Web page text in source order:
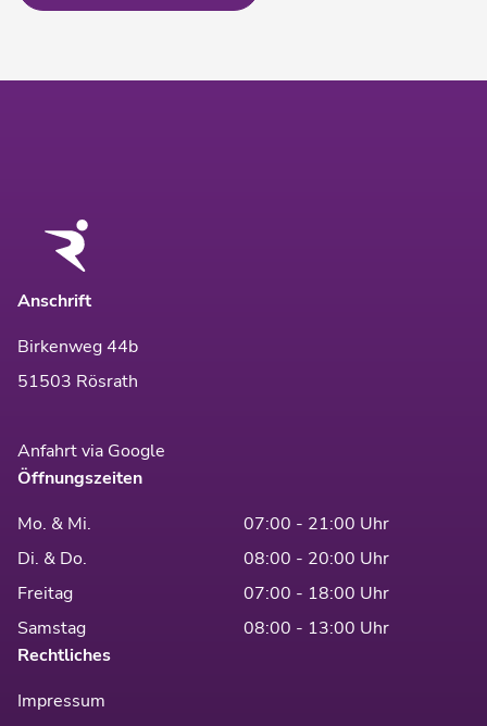
Anschrift
Birkenweg 44b
51503 Rösrath
Anfahrt via Google
Öffnungszeiten
Mo. & Mi.
07:00 - 21:00 Uhr
Di. & Do.
08:00 - 20:00 Uhr
Freitag
07:00 - 18:00 Uhr
Samstag
08:00 - 13:00 Uhr
Rechtliches
Impressum